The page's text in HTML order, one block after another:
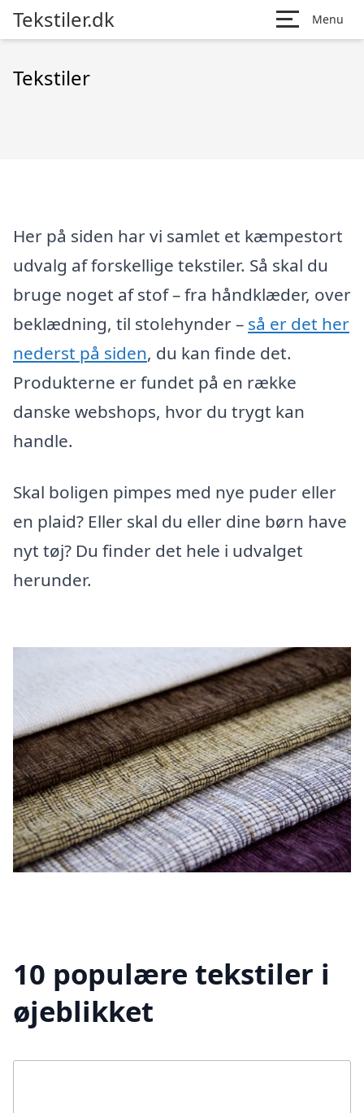
Tekstiler.dk Menu
Tekstiler
Her på siden har vi samlet et kæmpestort
udvalg af forskellige tekstiler. Så skal du
bruge noget af stof – fra håndklæder, over
beklædning, til stolehynder – så er det her
nederst på siden, du kan finde det.
Produkterne er fundet på en række
danske webshops, hvor du trygt kan
handle.
Skal boligen pimpes med nye puder eller
en plaid? Eller skal du eller dine børn have
nyt tøj? Du finder det hele i udvalget
herunder.
10 populære tekstiler i
øjeblikket